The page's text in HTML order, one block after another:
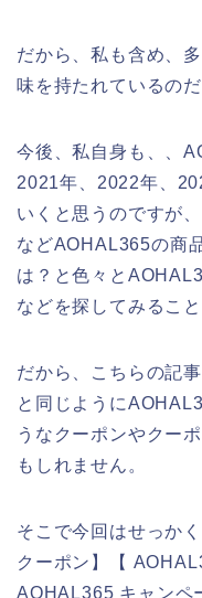
だから、私も含め、
味を持たれているのだ
今後、私自身も、、
2021年、2022年、
いくと思うのですが
などAOHAL365の商
は？と色々と
などを探してみること
だから、こちらの記
と同じように
うなクーポンやクー
もしれません。
そこで今回はせっか
クーポン】【
AOHAL365 キャンペ